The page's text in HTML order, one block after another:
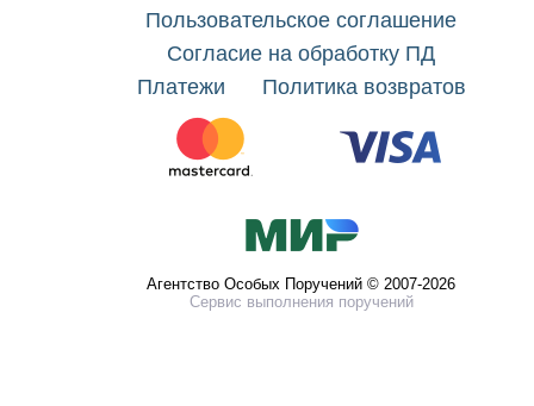
Пользовательское соглашение
Согласие на обработку ПД
Платежи
Политика возвратов
Агентство Особых Поручений © 2007-2026
Сервис выполнения поручений